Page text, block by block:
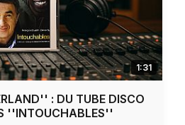
1:31
: DU TUBE DISCO
''INTOUCHABLES''